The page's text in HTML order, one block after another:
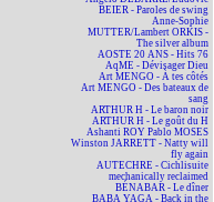
BEIER - Paroles de swing
Anne-Sophie
MUTTER/Lambert ORKIS -
The silver album
AOSTE 20 ANS - Hits 76
AqME - Dévisager Dieu
Art MENGO - À tes côtés
Art MENGO - Des bateaux de
sang
ARTHUR H - Le baron noir
ARTHUR H - Le goût du H
Ashanti ROY Pablo MOSES
Winston JARRETT - Natty will
fly again
AUTECHRE - Cichlisuite
mechanically reclaimed
BÉNABAR - Le dîner
BABA YAGA - Back in the